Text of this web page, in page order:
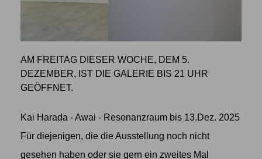
AM FREITAG DIESER WOCHE, DEM 5.
DEZEMBER, IST DIE GALERIE BIS 21 UHR
GEÖFFNET.
Kai Harada - Awai - Resonanzraum bis 13.Dez. 2025
Für diejenigen, die die Ausstellung noch nicht
gesehen haben oder sie gern ein zweites Mal